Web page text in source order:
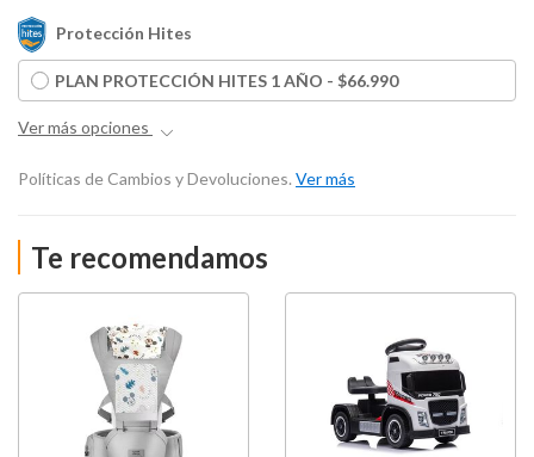
Protección Hites
PLAN PROTECCIÓN HITES 1 AÑO - $66.990
Ver más opciones
Políticas de Cambios y Devoluciones. Ver más
Te recomendamos